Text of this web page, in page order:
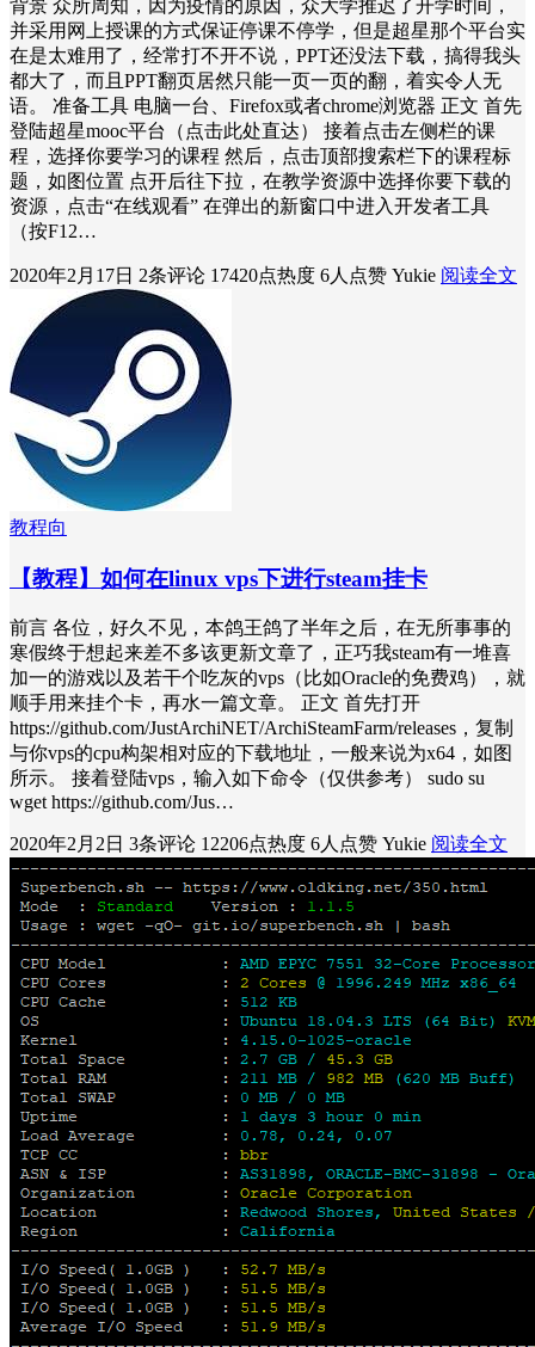
背景 众所周知，因为疫情的原因，众大学推迟了开学时间，
并采用网上授课的方式保证停课不停学，但是超星那个平台实
在是太难用了，经常打不开不说，PPT还没法下载，搞得我头
都大了，而且PPT翻页居然只能一页一页的翻，着实令人无
语。 准备工具 电脑一台、Firefox或者chrome浏览器 正文 首先
登陆超星mooc平台（点击此处直达） 接着点击左侧栏的课
程，选择你要学习的课程 然后，点击顶部搜索栏下的课程标
题，如图位置 点开后往下拉，在教学资源中选择你要下载的
资源，点击“在线观看” 在弹出的新窗口中进入开发者工具
（按F12…
2020年2月17日 2条评论 17420点热度 6人点赞 Yukie 阅读全文
教程向
【教程】如何在linux vps下进行steam挂卡
前言 各位，好久不见，本鸽王鸽了半年之后，在无所事事的
寒假终于想起来差不多该更新文章了，正巧我steam有一堆喜
加一的游戏以及若干个吃灰的vps（比如Oracle的免费鸡），就
顺手用来挂个卡，再水一篇文章。 正文 首先打开
https://github.com/JustArchiNET/ArchiSteamFarm/releases，复制
与你vps的cpu构架相对应的下载地址，一般来说为x64，如图
所示。 接着登陆vps，输入如下命令（仅供参考） sudo su
wget https://github.com/Jus…
2020年2月2日 3条评论 12206点热度 6人点赞 Yukie 阅读全文